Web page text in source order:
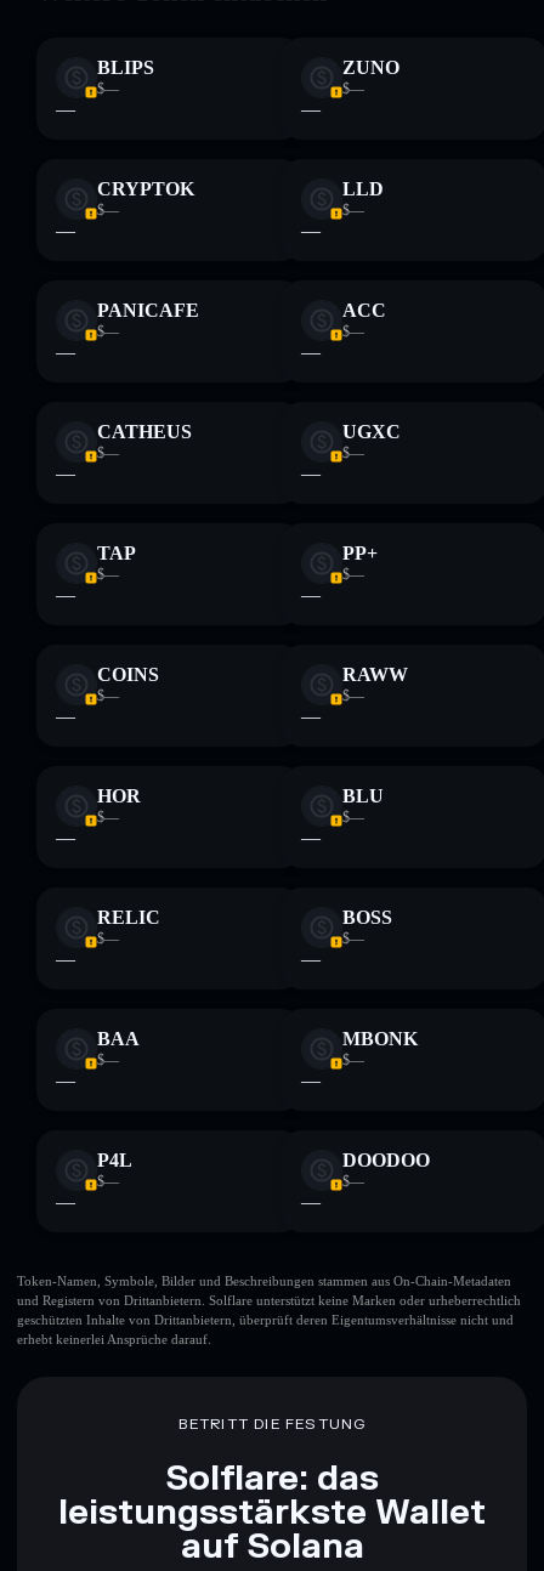
80 % Konzentration
veränderbar
Finanzberatung dar. Recherchiere stets eigenständig. Daten
bereitgestellt von rugcheck.xyz.
BLIPS
$—
—
ZUNO
$—
—
CRYPTOK
$—
—
LLD
$—
—
PANICAFE
$—
—
ACC
$—
—
CATHEUS
$—
—
UGXC
$—
—
TAP
$—
—
PP+
$—
—
COINS
$—
—
RAWW
$—
—
HOR
$—
—
BLU
$—
—
RELIC
$—
—
BOSS
$—
—
BAA
$—
—
MBONK
$—
—
P4L
$—
—
DOODOO
$—
—
Token-Namen, Symbole, Bilder und Beschreibungen stammen aus On-Chain-Metadaten
und Registern von Drittanbietern. Solflare unterstützt keine Marken oder urheberrechtlich
geschützten Inhalte von Drittanbietern, überprüft deren Eigentumsverhältnisse nicht und
erhebt keinerlei Ansprüche darauf.
BETRITT DIE FESTUNG
Solflare: das
leistungsstärkste Wallet
auf Solana